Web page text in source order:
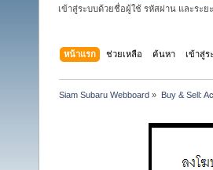
เข้าสู่ระบบด้วยชื่อผู้ใช้ รหัสผ่าน และระย
หน้าแรก ช่วยเหลือ ค้นหา เข้าสู่ร
Siam Subaru Webboard » Buy & Sell: